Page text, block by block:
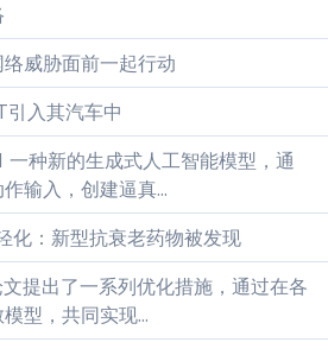
威胁面前一起行动
入其汽车中
一种新的生成式人工智能模型，通
输入，创建逼真...
化：新型抗衰老药物被发现
提出了一系列优化措施，通过在各
型，共同实现...